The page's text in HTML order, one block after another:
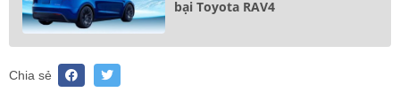
bại Toyota RAV4
Chia sẻ